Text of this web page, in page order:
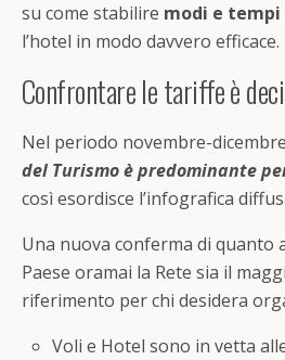
su come stabilire modi e tempi
l’hotel in modo davvero efficace.
Confrontare le tariffe è
Nel periodo novembre-
del Turismo è predominante
così esordisce l’infografica
Una nuova conferma di quanto
Paese oramai la Rete sia il
riferimento per chi desidera
Voli e Hotel sono in vetta